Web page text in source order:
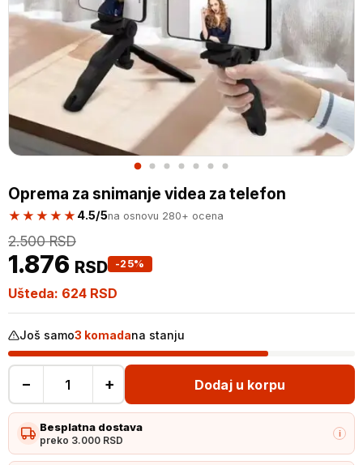
Oprema za snimanje videa za telefon
★★★★★ 4.5/5na osnovu 280+ ocena
-25%
1.876 RSD
2.500RSD
Ušteda: 624 RSD
Još samo3 komadana stanju
za
snimanje
videa
− + Dodaj u korpu
Besplatna dostava
preko 3.000 RSD
i